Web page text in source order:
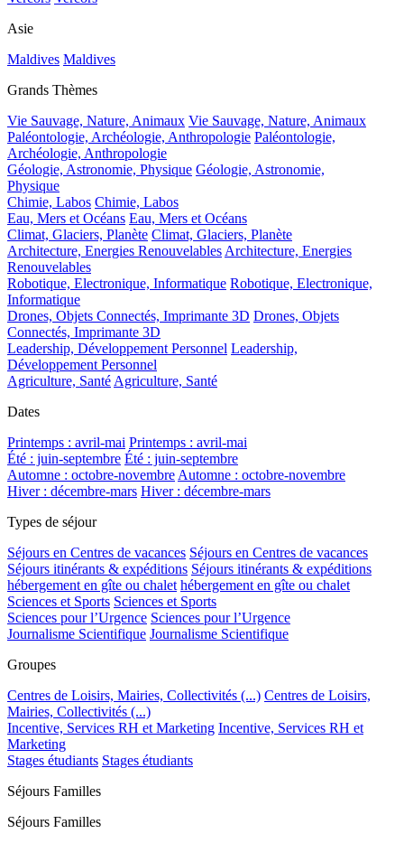
Asie
Maldives Maldives
Grands Thèmes
Vie Sauvage, Nature, Animaux Vie Sauvage, Nature, Animaux
Paléontologie, Archéologie, Anthropologie Paléontologie,
Archéologie, Anthropologie
Géologie, Astronomie, Physique Géologie, Astronomie,
Physique
Chimie, Labos Chimie, Labos
Eau, Mers et Océans Eau, Mers et Océans
Climat, Glaciers, Planète Climat, Glaciers, Planète
Architecture, Energies Renouvelables Architecture, Energies
Renouvelables
Robotique, Electronique, Informatique Robotique, Electronique,
Informatique
Drones, Objets Connectés, Imprimante 3D Drones, Objets
Connectés, Imprimante 3D
Leadership, Développement Personnel Leadership,
Développement Personnel
Agriculture, Santé Agriculture, Santé
Dates
Printemps : avril-mai Printemps : avril-mai
Été : juin-septembre Été : juin-septembre
Automne : octobre-novembre Automne : octobre-novembre
Hiver : décembre-mars Hiver : décembre-mars
Types de séjour
Séjours en Centres de vacances Séjours en Centres de vacances
Séjours itinérants & expéditions Séjours itinérants & expéditions
hébergement en gîte ou chalet hébergement en gîte ou chalet
Sciences et Sports Sciences et Sports
Sciences pour l’Urgence Sciences pour l’Urgence
Journalisme Scientifique Journalisme Scientifique
Groupes
Centres de Loisirs, Mairies, Collectivités (...) Centres de Loisirs,
Mairies, Collectivités (...)
Incentive, Services RH et Marketing Incentive, Services RH et
Marketing
Stages étudiants Stages étudiants
Séjours Familles
Séjours Familles